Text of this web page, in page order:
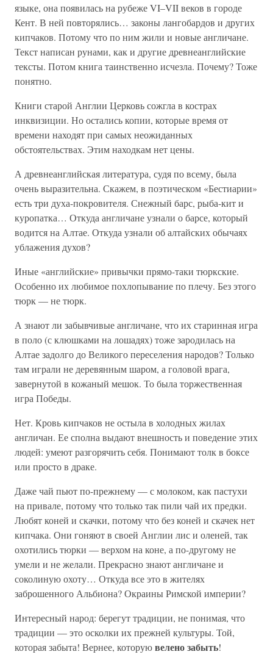
языке, она появилась на рубеже VI–VII веков в городе
Кент. В ней повторялись… законы лангобардов и других
кипчаков. Потому что по ним жили и новые англичане.
Текст написан рунами, как и другие древнеанглийские
тексты. Потом книга таинственно исчезла. Почему? Тоже
понятно.
Книги старой Англии Церковь сожгла в кострах
инквизиции. Но остались копии, которые время от
времени находят при самых неожиданных
обстоятельствах. Этим находкам нет цены.
А древнеанглийская литература, судя по всему, была
очень выразительна. Скажем, в поэтическом «Бестиарии»
есть три духа-покровителя. Снежный барс, рыба-кит и
куропатка… Откуда англичане узнали о барсе, который
водится на Алтае. Откуда узнали об алтайских обычаях
ублажения духов?
Иные «английские» привычки прямо-таки тюркские.
Особенно их любимое похлопывание по плечу. Без этого
тюрк — не тюрк.
А знают ли забывчивые англичане, что их старинная игра
в поло (с клюшками на лошадях) тоже зародилась на
Алтае задолго до Великого переселения народов? Только
там играли не деревянным шаром, а головой врага,
завернутой в кожаный мешок. То была торжественная
игра Победы.
Нет. Кровь кипчаков не остыла в холодных жилах
англичан. Ее сполна выдают внешность и поведение этих
людей: умеют разгорячить себя. Понимают толк в боксе
или просто в драке.
Даже чай пьют по-прежнему — с молоком, как пастухи
на привале, потому что только так пили чай их предки.
Любят коней и скачки, потому что без коней и скачек нет
кипчака. Они гоняют в своей Англии лис и оленей, так
охотились тюрки — верхом на коне, а по-другому не
умели и не желали. Прекрасно знают англичане и
соколиную охоту… Откуда все это в жителях
заброшенного Альбиона? Окраины Римской империи?
Интересный народ: берегут традиции, не понимая, что
традиции — это осколки их прежней культуры. Той,
которая забыта! Вернее, которуювелено забыть!